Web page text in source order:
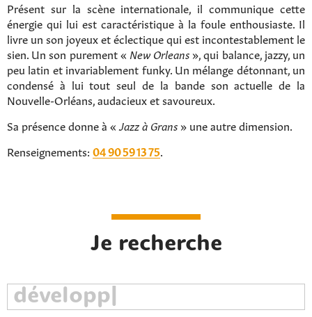
Présent sur la scène internationale, il communique cette
énergie qui lui est caractéristique à la foule enthousiaste. Il
livre un son joyeux et éclectique qui est incontestablement le
sien. Un son purement « New Orleans », qui balance, jazzy, un
peu latin et invariablement funky. Un mélange détonnant, un
condensé à lui tout seul de la bande son actuelle de la
Nouvelle-Orléans, audacieux et savoureux.
Sa présence donne à « Jazz à Grans » une autre dimension.
Renseignements: 04 90 59 13 75
Je recherche